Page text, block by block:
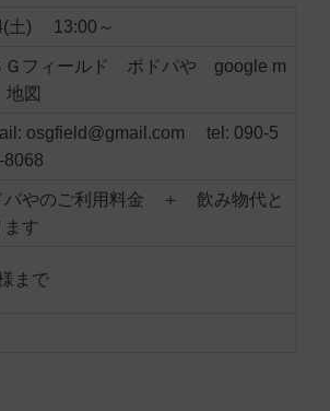
土) 13:00～
Ｇフィールド ボドパや google m
図
osgfield@gmail.com tel: 090-5
8068
パやのご利用料金 ＋ 飲み物代と
ます
まで